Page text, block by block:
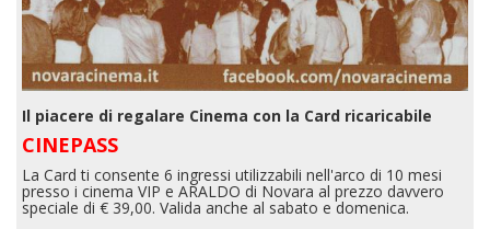
Il piacere di regalare Cinema con la Card ricaricabile
CINEPASS
La Card ti consente 6 ingressi utilizzabili nell'arco di 10 mesi
presso i cinema VIP e ARALDO di Novara al prezzo davvero
speciale di € 39,00. Valida anche al sabato e domenica.